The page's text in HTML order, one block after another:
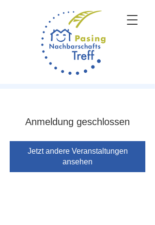
Anmeldung geschlossen
Jetzt andere Veranstaltungen
ansehen